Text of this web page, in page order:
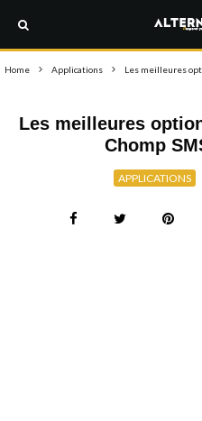
Home Applications Les meilleures
Les meilleures
Chomp
APPLICATIONS